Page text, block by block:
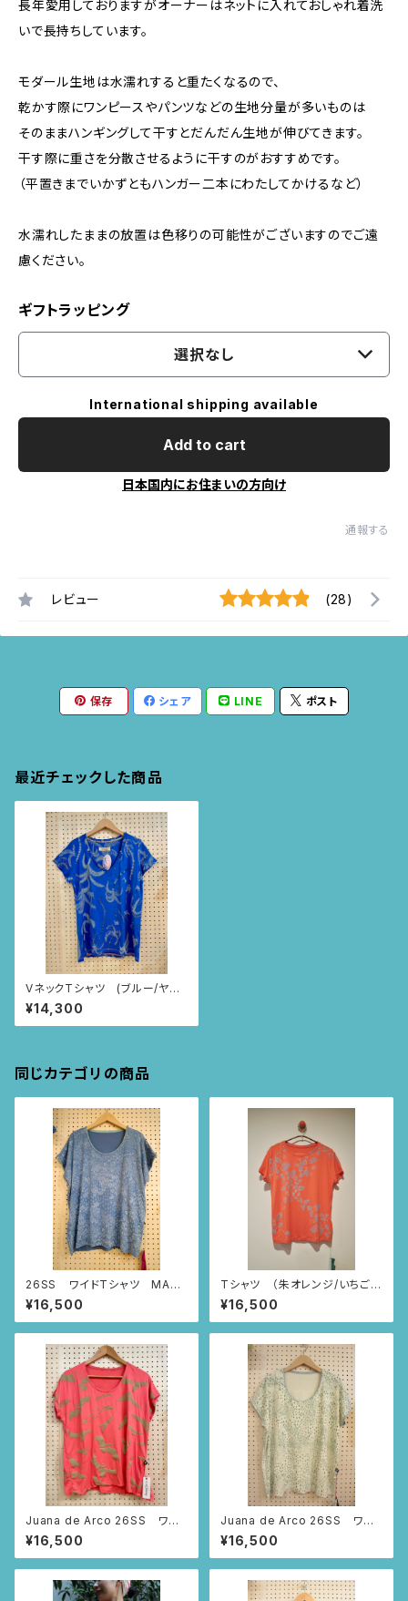
長年愛用しておりますがオーナーはネットに入れておしゃれ着洗
いで長持ちしています。
モダール生地は水濡れすると重たくなるので、
乾かす際にワンピースやパンツなどの生地分量が多いものは
そのままハンギングして干すとだんだん生地が伸びてきます。
干す際に重さを分散させるように干すのがおすすめです。
（平置きまでいかずともハンガー二本にわたしてかけるなど）
水濡れしたままの放置は色移りの可能性がございますのでご遠
慮ください。
ギフトラッピング
選択なし
International shipping available
Add to cart
日本国内にお住まいの方向け
通報する
レビュー (28)
保存 シェア LINE ポスト
最近チェックした商品
VネックTシャツ (ブルー/ヤシ
の木柄)
¥14,300
同じカテゴリの商品
26SS ワイドTシャツ MAR
BUDDHA (スモーキーブルー/
Sサイズ)
¥16,500
Tシャツ （朱オレンジ/いちごと
あり柄） Mサイズ
¥16,500
Juana de Arco 26SS ワイ
ドTシャツ MAR BUDDHA
(ピンク/Sサイズ)
¥16,500
Juana de Arco 26SS ワイ
ドTシャツ MAR BUDDHA
(アイボリー/Mサイズ)
¥16,500